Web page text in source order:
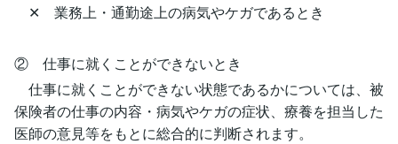
✕ 業務上・通勤途上の病気やケガであるとき
② 仕事に就くことができないとき
仕事に就くことができない状態であるかについては、被
保険者の仕事の内容・病気やケガの症状、療養を担当した
医師の意見等をもとに総合的に判断されます。